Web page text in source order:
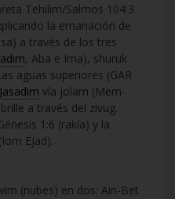
Tehilim/Salmos 104:3
la emanación de
a través de los tres
, Aba e Ima), shuruk
aguas superiores (GAR
Jasadim vía jolam (Mem-
brille a través del zivug.
1:6 (rakía) y la
(Iom Ejad).
(nubes) en dos: Ain-Bet